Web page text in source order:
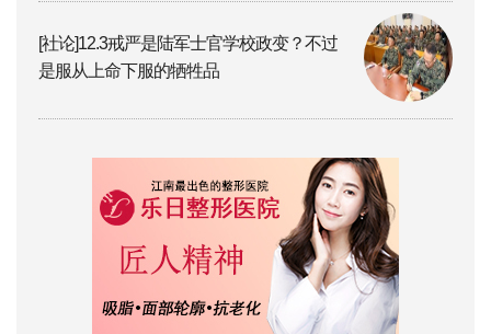
[社论]12.3戒严是陆军士官学校政变？不过
是服从上命下服的牺牲品